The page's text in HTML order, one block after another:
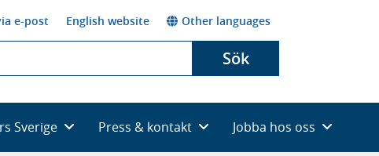
e-post English website Other languages
Sök
Sverige Press & kontakt Jobba hos oss